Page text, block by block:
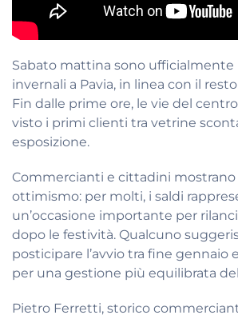
Sabato mattina sono ufficialmente
invernali a Pavia, in linea con il
Fin dalle prime ore, le vie del
visto i primi clienti tra vetrine
esposizione.
Commercianti e cittadini
ottimismo: per molti, i saldi
un’occasione importante per
dopo le festività. Qualcuno
posticipare l’avvio tra fine gennaio
per una gestione più equilibrata
Pietro Ferretti, storico